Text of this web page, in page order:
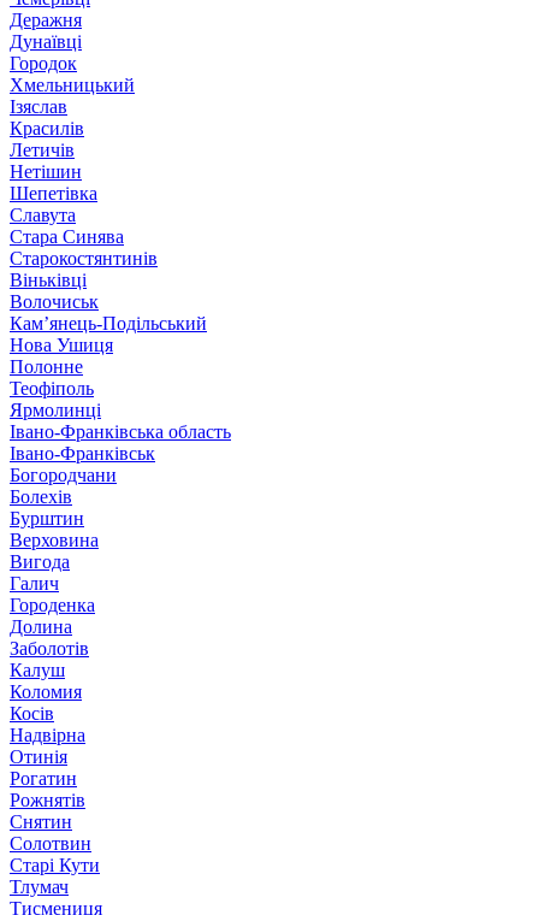
Деражня
Дунаївці
Городок
Хмельницький
Ізяслав
Красилів
Летичів
Нетішин
Шепетівка
Славута
Стара Синява
Старокостянтинів
Віньківці
Волочиськ
Кам’янець-Подільський
Нова Ушиця
Полонне
Теофіполь
Ярмолинці
Івано-Франківська область
Івано-Франківськ
Богородчани
Болехів
Бурштин
Верховина
Вигода
Галич
Городенка
Долина
Заболотів
Калуш
Коломия
Косів
Надвірна
Отинія
Рогатин
Рожнятів
Снятин
Солотвин
Старі Кути
Тлумач
Тисмениця